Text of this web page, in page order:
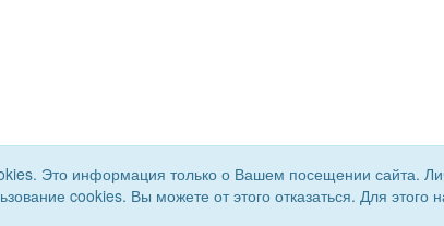
района. Все права
Это информация только о Вашем посещении сайта.
cookies. Вы можете от этого отказаться. Для